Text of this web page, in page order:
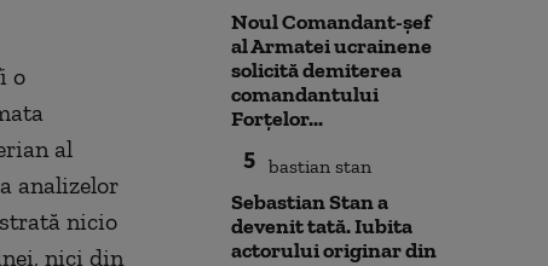
o
al
analizelor
nicio
nici din
Noul Comandant-șef
al Armatei ucrainene
solicită demiterea
comandantului
Forțelor...
5
Sebastian Stan a
devenit tată. Iubita
actorului originar din